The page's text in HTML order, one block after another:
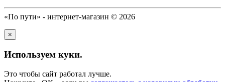
«По пути» - интернет-магазин © 2026
×
Используем куки.
Это чтобы сайт работал лучше.